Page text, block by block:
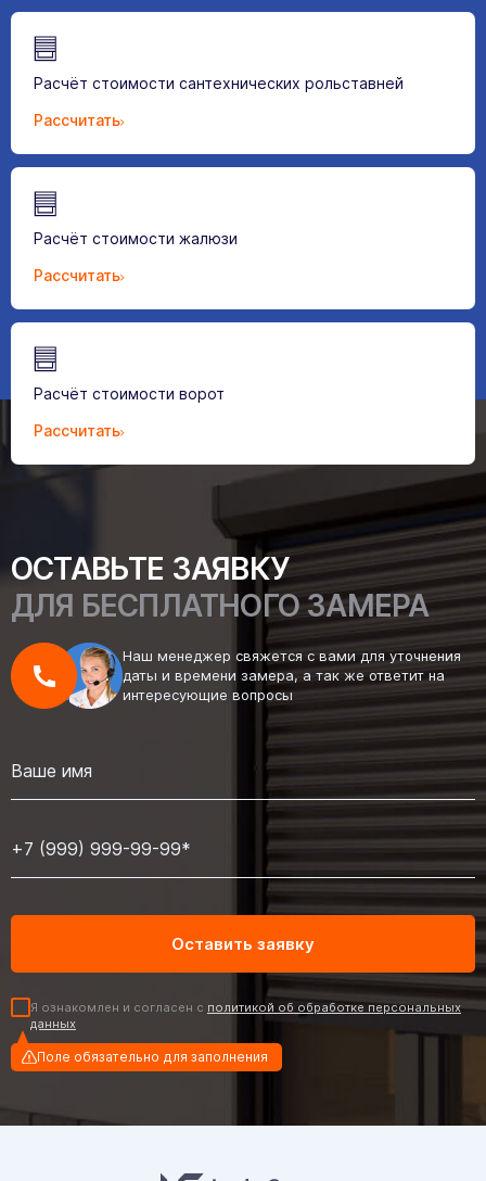
Расчёт стоимости сантехнических рольставней
Рассчитать
Расчёт стоимости жалюзи
Рассчитать
Расчёт стоимости ворот
Рассчитать
ОСТАВЬТЕ ЗАЯВКУ
ДЛЯ БЕСПЛАТНОГО ЗАМЕРА
Наш менеджер свяжется с вами для уточнения
даты и времени замера, а так же ответит на
интересующие вопросы
Я ознакомлен и согласен с политикой об обработке персональных
данных
Поле обязательно для заполнения